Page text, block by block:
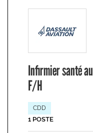
Infirmier santé
F/H
CDD
1 POSTE